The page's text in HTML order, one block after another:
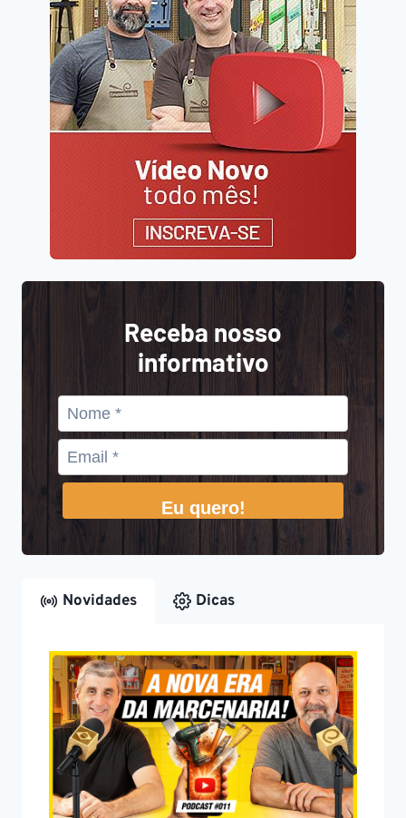
Receba nosso
informativo
Eu quero!
Novidades Dicas